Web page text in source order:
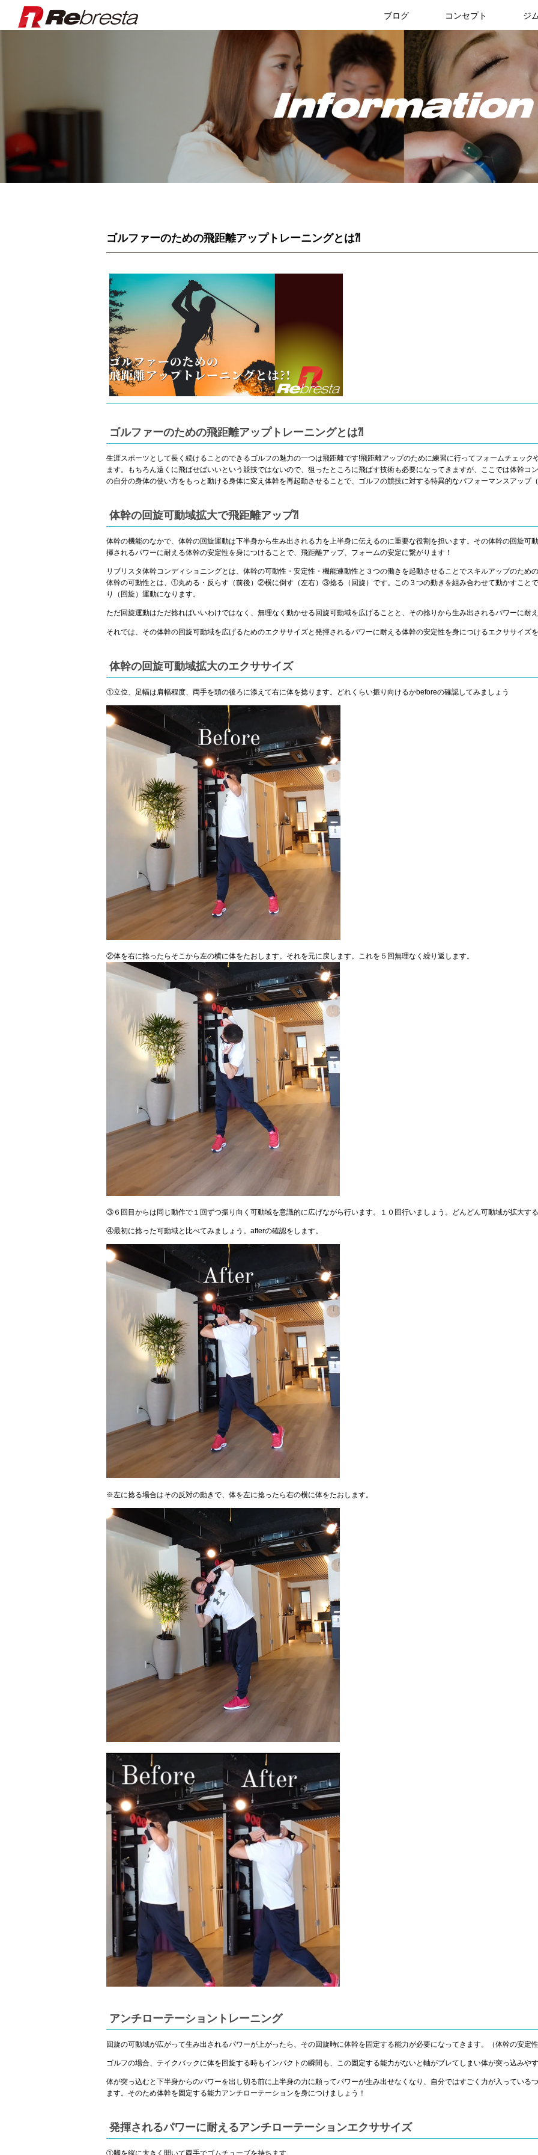
ブログ
ジムのブログ
お知らせ
コンセプト ジ
ゴルファーのための飛距離アップトレーニングとは⁈
ゴルファーのための飛距離アップトレーニングとは⁈
生涯スポーツとして長く続けることのできるゴルフの魅力の一つは飛距離です!飛距離アップのために練習に行ってフォームチェッ
ます。もちろん遠くに飛ばせばいいという競技ではないので、狙ったところに飛ばす技術も必要になってきますが、ここでは体幹コ
の自分の身体の使い方をもっと動ける身体に変え体幹を再起動させることで、ゴルフの競技に対する特異的なパフォーマンスアップ
体幹の回旋可動域拡大で飛距離アップ⁈
体幹の機能のなかで、体幹の回旋運動は下半身から生み出される力を上半身に伝えるのに重要な役割を担います。その体幹の回旋可
揮されるパワーに耐える体幹の安定性を身につけることで、飛距離アップ、フォームの安定に繋がります！
リブリスタ体幹コンディショニングとは、体幹の可動性・安定性・機能連動性と３つの働きを起動させることでスキルアップのため
体幹の可動性とは、①丸める・反らす（前後）②横に倒す（左右）③捻る（回旋）です。この３つの動きを組み合わせて動かすこと
り（回旋）運動になります。
ただ回旋運動はただ捻ればいいわけではなく、無理なく動かせる回旋可動域を広げることと、その捻りから生み出されるパワーに耐
それでは、その体幹の回旋可動域を広げるためのエクササイズと発揮されるパワーに耐える体幹の安定性を身につけるエクササイズを
体幹の回旋可動域拡大のエクササイズ
①立位、足幅は肩幅程度、両手を頭の後ろに添えて右に体を捻ります。どれくらい振り向けるかbeforeの確認してみましょう
②体を右に捻ったらそこから左の横に体をたおします。それを元に戻します。これを５回無理なく繰り返します。
③６回目からは同じ動作で１回ずつ振り向く可動域を意識的に広げながら行います。１０回行いましょう。どんどん可動域が拡大する
④最初に捻った可動域と比べてみましょう。afterの確認をします。
※左に捻る場合はその反対の動きで、体を左に捻ったら右の横に体をたおします。
アンチローテーショントレーニング
回旋の可動域が広がって生み出されるパワーが上がったら、その回旋時に体幹を固定する能力が必要になってきます。（体幹の安定
ゴルフの場合、テイクバックに体を回旋する時もインパクトの瞬間も、この固定する能力がないと軸がブレてしまい体が突っ込みやす
体が突っ込むと下半身からのパワーを出し切る前に上半身の力に頼ってパワーが生み出せなくなり、自分ではすごく力が入っている
ます。そのため体幹を固定する能力アンチローテーションを身につけましょう！
発揮されるパワーに耐えるアンチローテーションエクササイズ
①脚を縦に大きく開いて両手でゴムチューブを持ちます。